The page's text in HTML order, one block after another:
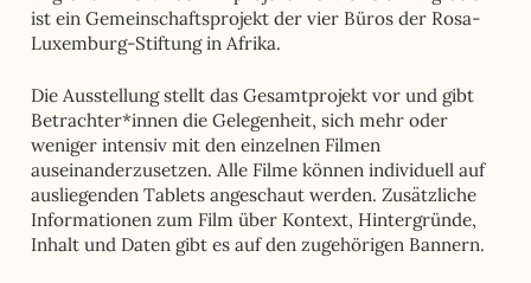
ist ein Gemeinschaftsprojekt der vier Büros der Rosa-
Luxemburg-Stiftung in Afrika.
Die Ausstellung stellt das Gesamtprojekt vor und gibt
Betrachter*innen die Gelegenheit, sich mehr oder
weniger intensiv mit den einzelnen Filmen
auseinanderzusetzen. Alle Filme können individuell auf
ausliegenden Tablets angeschaut werden. Zusätzliche
Informationen zum Film über Kontext, Hintergründe,
Inhalt und Daten gibt es auf den zugehörigen Bannern.